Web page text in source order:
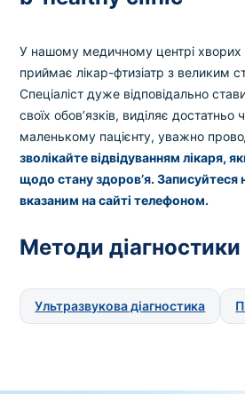
У нашому медичному центрі хворих
приймає лікар-фтизіатр з великим
Спеціаліст дуже відповідально
своїх обов’язків, виділяє
маленькому пацієнту, уважно
зволікайте відвідуванням лікаря,
щодо стану здоров’я. Записуйтеся
вказаним на сайті телефоном.
Методи діагностики
Ультразвукова діагностика